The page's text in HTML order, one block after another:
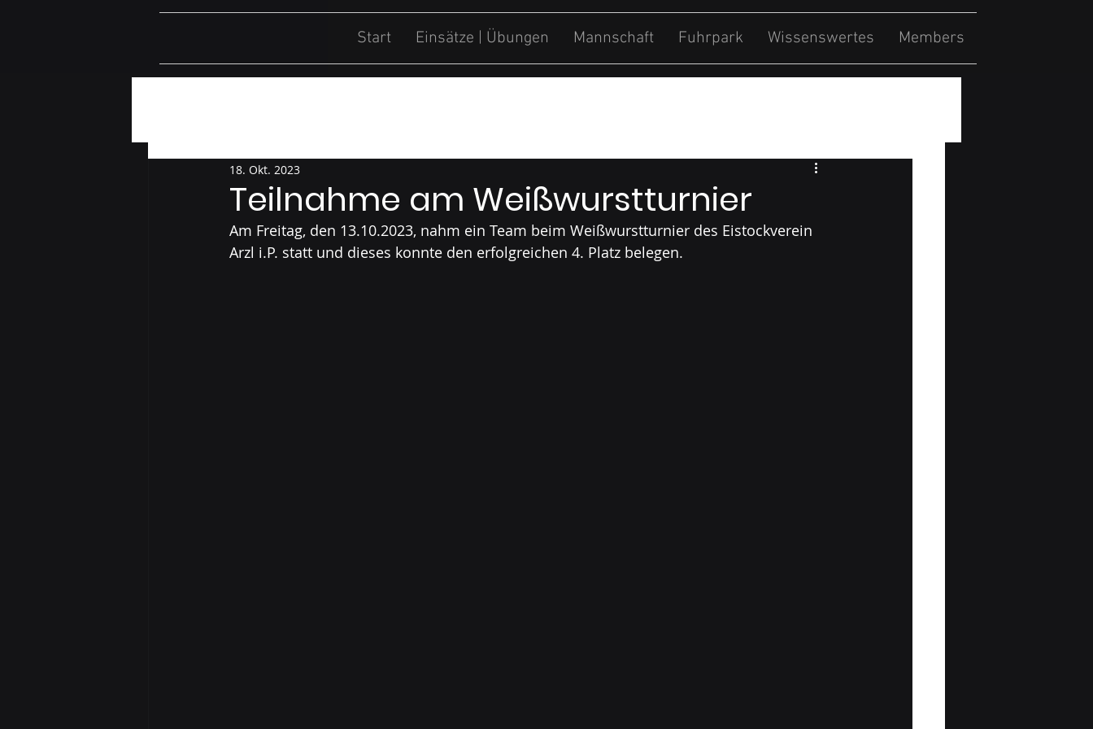
Start Einsätze | Übungen Mannschaft Fuhrpark Wissenswertes Members
Teilnahme am Weißwurstturnier
18. Okt. 2023
Am Freitag, den 13.10.2023, nahm ein Team beim Weißwurstturnier des Eistockverein
Arzl i.P. statt und dieses konnte den erfolgreichen 4. Platz belegen.